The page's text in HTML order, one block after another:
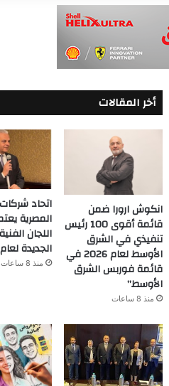
أخر المقالات
انكوش ارورا ضمن
قائمة أقوى 100 رئيس
تنفيذي في الشرق
الأوسط لعام 2026 في
قائمة فوربس الشرق
الأوسط”
منذ 8 ساعات
اتحاد
المصرية
اللجان
الجديدة لعام
منذ 8 ساعات